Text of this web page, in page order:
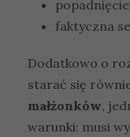
faktyczna
Dodatkowo o
starać się
małżonków,
warunki: musi